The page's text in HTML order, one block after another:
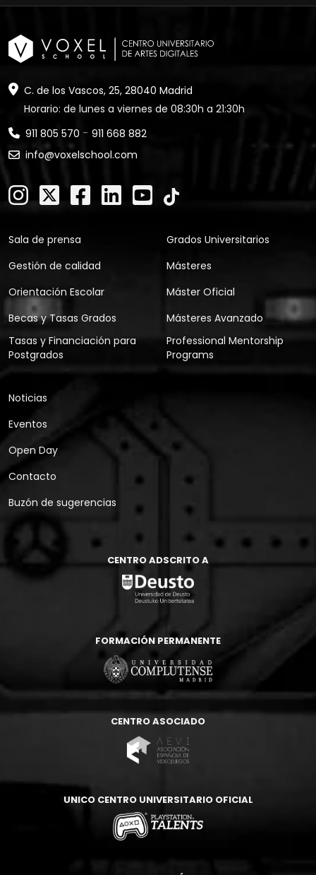
C. de los Vascos, 25, 28040 Madrid
Horario: de lunes a viernes de 08:30h a 21:30h
911 805 570 - 911 668 882
info@voxelschool.com
Sala de prensa
Gestión de calidad
Orientación Escolar
Becas y Tasas Grados
Tasas y Financiación para
Postgrados
Grados Universitarios
Másteres
Máster Oficial
Másteres Avanzado
Professional Mentorship
Programs
Noticias
Eventos
Open Day
Contacto
Buzón de sugerencias
CENTRO ADSCRITO A
FORMACIÓN PERMANENTE
CENTRO ASOCIADO
UNICO CENTRO UNIVERSITARIO OFICIAL